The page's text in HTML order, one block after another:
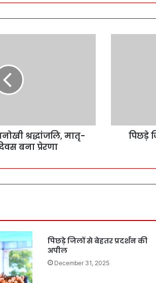
श्रद्धांजलि, मातृ-
बना प्रेरणा
पिछड़े
पिछड़े जिलों से बेहतर प्रदर्शन की
अपील
December 31, 2025